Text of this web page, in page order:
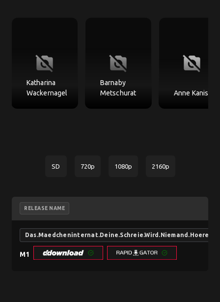
no_photography
Katharina
Wackernagel
no_photography
Barnaby
Metschurat
no_photography
Anne Kanis
SD 720p 1080p 2160p
RELEASE NAME
M1